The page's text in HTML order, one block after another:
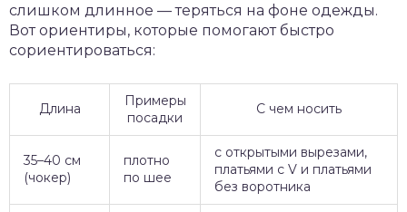
слишком длинное — теряться на фоне одежды.
Вот ориентиры, которые помогают быстро
сориентироваться:
Длина
Примеры
посадки
С чем носить
35–40 см
(чокер)
плотно
по шее
с открытыми вырезами,
платьями с V и платьями
без воротника